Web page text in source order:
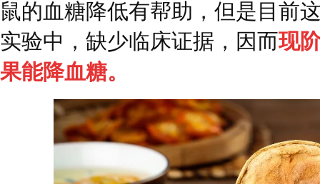
鼠的血糖降低有帮助，但是目前
实验中，缺少临床证据，因而现
果能降血糖。